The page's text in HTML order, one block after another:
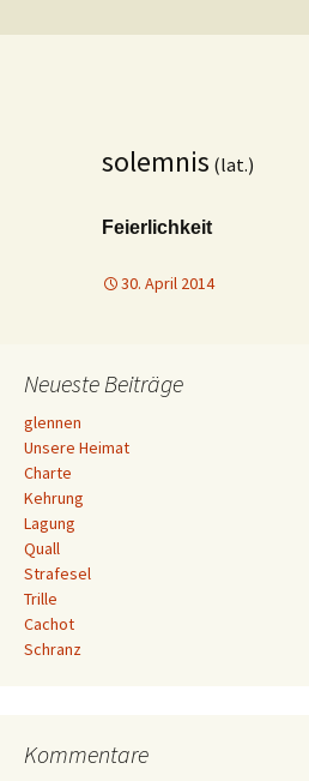
solemnis (lat.)
Feierlichkeit
30. April 2014
Neueste Beiträge
glennen
Unsere Heimat
Charte
Kehrung
Lagung
Quall
Strafesel
Trille
Cachot
Schranz
Kommentare